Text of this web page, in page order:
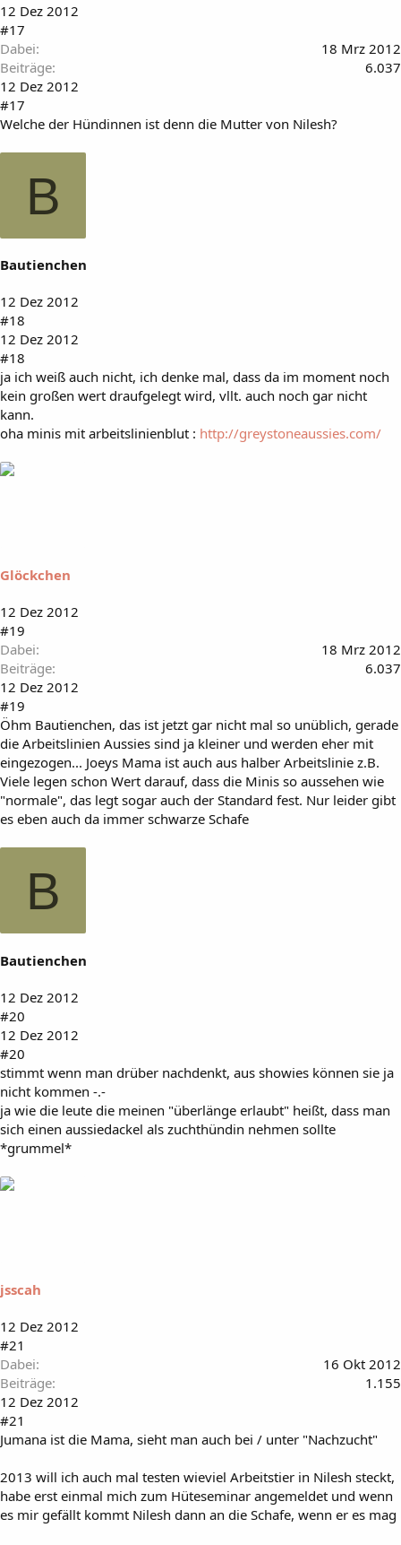
12 Dez 2012
#17
Dabei
18 Mrz 2012
Beiträge
6.037
12 Dez 2012
#17
Welche der Hündinnen ist denn die Mutter von Nilesh?
B
Bautienchen
12 Dez 2012
#18
12 Dez 2012
#18
ja ich weiß auch nicht, ich denke mal, dass da im moment noch
kein großen wert draufgelegt wird, vllt. auch noch gar nicht
kann.
oha minis mit arbeitslinienblut : http://greystoneaussies.com/
Glöckchen
12 Dez 2012
#19
Dabei
18 Mrz 2012
Beiträge
6.037
12 Dez 2012
#19
Öhm Bautienchen, das ist jetzt gar nicht mal so unüblich, gerade
die Arbeitslinien Aussies sind ja kleiner und werden eher mit
eingezogen... Joeys Mama ist auch aus halber Arbeitslinie z.B.
Viele legen schon Wert darauf, dass die Minis so aussehen wie
"normale", das legt sogar auch der Standard fest. Nur leider gibt
es eben auch da immer schwarze Schafe
B
Bautienchen
12 Dez 2012
#20
12 Dez 2012
#20
stimmt wenn man drüber nachdenkt, aus showies können sie ja
nicht kommen -.-
ja wie die leute die meinen "überlänge erlaubt" heißt, dass man
sich einen aussiedackel als zuchthündin nehmen sollte
*grummel*
jsscah
12 Dez 2012
#21
Dabei
16 Okt 2012
Beiträge
1.155
12 Dez 2012
#21
Jumana ist die Mama, sieht man auch bei / unter "Nachzucht"
2013 will ich auch mal testen wieviel Arbeitstier in Nilesh steckt,
habe erst einmal mich zum Hüteseminar angemeldet und wenn
es mir gefällt kommt Nilesh dann an die Schafe, wenn er es mag